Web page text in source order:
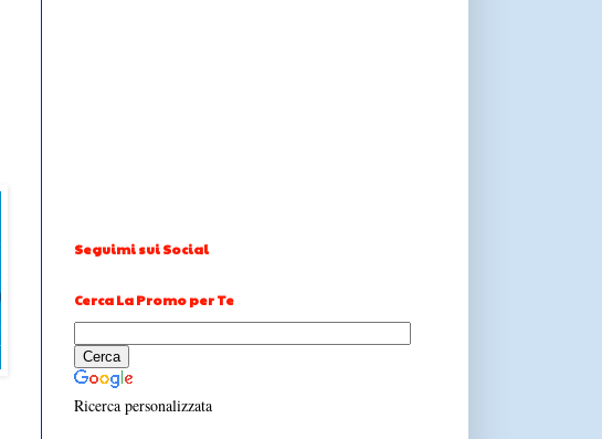
Seguimi sui Social
Cerca La Promo per Te
Ricerca personalizzata